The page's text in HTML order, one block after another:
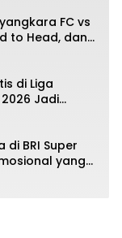
FC vs
to Head, dan
di Liga
Jadi
BRI Super
yang
buah hati